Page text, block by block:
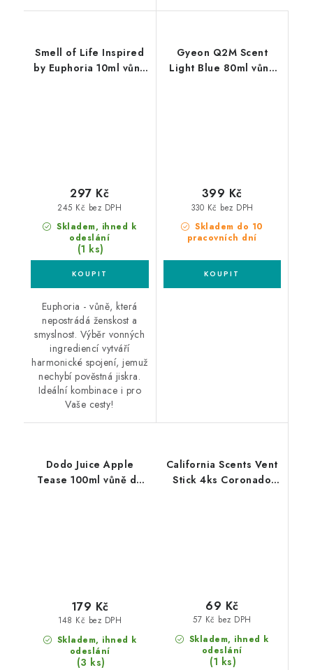
Smell of Life Inspired
by Euphoria 10ml vůně
Skladem, ihned k
odeslání
(1 ks)
245 Kč bez DPH
297 Kč
Euphoria - vůně, která
nepostrádá ženskost a
smyslnost. Výběr vonných
ingrediencí vytváří
harmonické spojení, jemuž
nechybí pověstná jiskra.
Ideální kombinace i pro
Vaše cesty!
Gyeon Q2M Scent
Light Blue 80ml vůně
Skladem do 10
pracovních dní
330 Kč bez DPH
399 Kč
Dodo Juice Apple
Tease 100ml vůně do
Skladem, ihned k
odeslání
(3 ks)
148 Kč bez DPH
179 Kč
California Scents Vent
Stick 4ks Coronado
Skladem, ihned k
odeslání
(1 ks)
57 Kč bez DPH
69 Kč